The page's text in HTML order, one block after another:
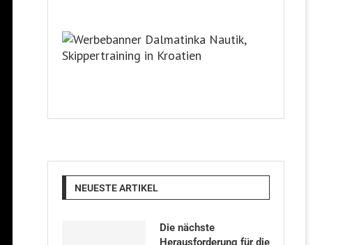
NEUESTE ARTIKEL
Die nächste
Herausforderung für die